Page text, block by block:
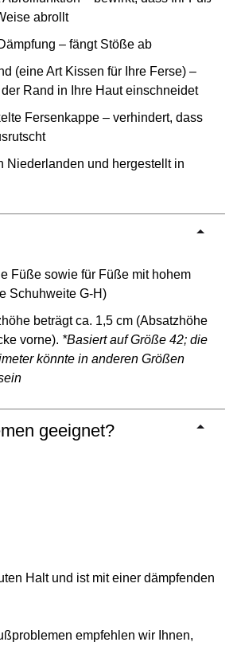
abrollt
– fängt Stöße ab
(eine Art Kissen für Ihre Ferse) –
Rand in Ihre Haut einschneidet
Fersenkappe – verhindert, dass
Niederlanden und hergestellt in
Füße sowie für Füße mit hohem
Schuhweite G-H)
beträgt ca. 1,5 cm (Absatzhöhe
vorne). *Basiert auf Größe 42; die
könnte in anderen Größen
geeignet?
Halt und ist mit einer dämpfenden
empfehlen wir Ihnen,